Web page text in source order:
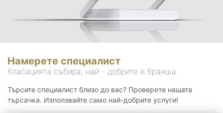
Намерете специалист
Класацията събира, най - добрите в бранша.
Търсите специалист близо до вас? Проверете нашата
търсачка. Използвайте само най-добрите услуги!